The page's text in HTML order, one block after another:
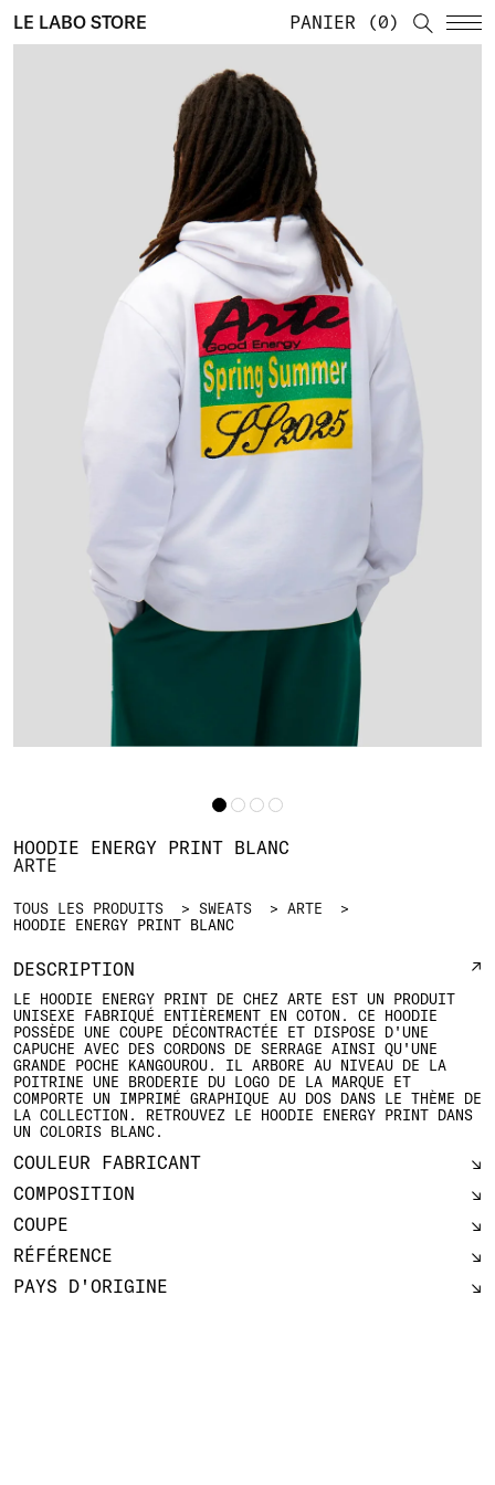
LE LABO STORE PANIER 0
TOUS LES PRODUITS SWEATS
ARTE
HOODIE ENERGY PRINT BLANC
HOODIE ENERGY PRINT BLANC
ARTE
DESCRIPTION
LE HOODIE ENERGY PRINT DE CHEZ ARTE EST UN PRODUIT
UNISEXE FABRIQUÉ ENTIÈREMENT EN COTON. CE HOODIE
POSSÈDE UNE COUPE DÉCONTRACTÉE ET DISPOSE D'UNE
CAPUCHE AVEC DES CORDONS DE SERRAGE AINSI QU'UNE
GRANDE POCHE KANGOUROU. IL ARBORE AU NIVEAU DE LA
POITRINE UNE BRODERIE DU LOGO DE LA MARQUE ET
COMPORTE UN IMPRIMÉ GRAPHIQUE AU DOS DANS LE THÈME DE
LA COLLECTION. RETROUVEZ LE HOODIE ENERGY PRINT DANS
UN COLORIS BLANC.
COULEUR FABRICANT
COMPOSITION
COUPE
RÉFÉRENCE
PAYS D'ORIGINE